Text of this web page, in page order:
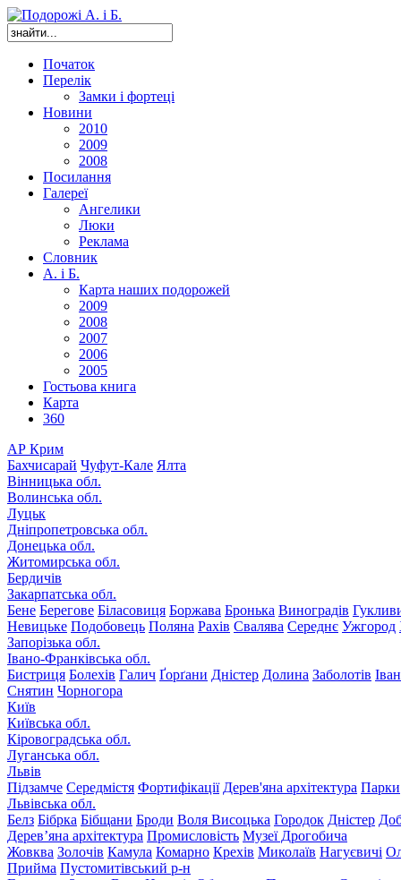
Початок
Перелік
Замки і фортеці
Новини
2010
2009
2008
Посилання
Галереї
Ангелики
Люки
Реклама
Словник
А. і Б.
Карта наших подорожей
2009
2008
2007
2006
2005
Гостьова книга
Карта
360
АР Крим
Бахчисарай Чуфут-Кале Ялта
Вінницька обл.
Волинська обл.
Луцьк
Дніпропетровська обл.
Донецька обл.
Житомирська обл.
Бердичів
Закарпатська обл.
Бене Берегове Біласовиця Боржава Бронька Виноградів
Невицьке Подобовець Поляна Рахів Свалява Середнє Ужгород
Запорізька обл.
Івано-Франківська обл.
Бистриця Болехів Галич Ґорґани Дністер Долина Заболотів
Снятин Чорногора
Київ
Київська обл.
Кіровоградська обл.
Луганська обл.
Львів
Підзамче Середмістя Фортифікації Дерев'яна архітектура Парки
Львівська обл.
Белз Бібрка Бібщани Броди Воля Висоцька Городок Дністер
Дерев’яна архітектура Промисловість Музеї Дрогобича
Жовква Золочів Камула Комарно Крехів Миколаїв Нагуєвичі
Прийма Пустомитівський р-н